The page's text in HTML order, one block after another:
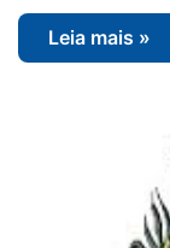
Leia mais »